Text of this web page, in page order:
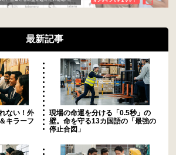
最新記事
ない！外
キラーフ
現場の命運を分ける「0.5秒」の
壁。命を守る13カ国語の「最強の
停止合図」